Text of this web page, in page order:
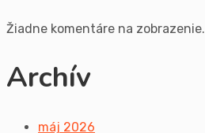
Žiadne komentáre na zobrazenie.
Archív
máj 2026